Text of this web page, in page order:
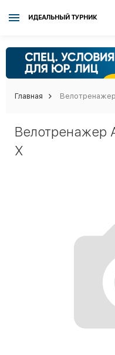
ИДЕАЛЬНЫЙ ТУРНИК
Главная
Велотренажер
X